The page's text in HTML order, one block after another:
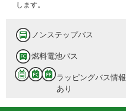
します。
ノンステップバス
燃料電池バス
ラッピングバス情報
あり